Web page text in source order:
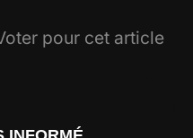
pour cet article